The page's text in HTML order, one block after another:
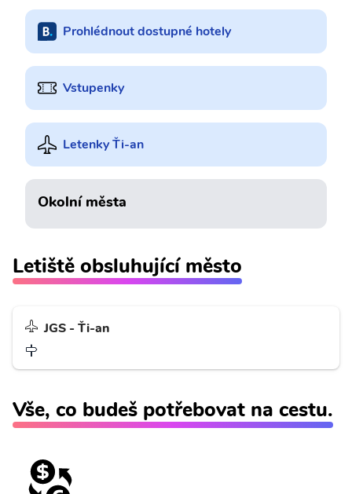
Prohlédnout dostupné hotely
Vstupenky
Letenky Ťi-an
Okolní města
Letiště obsluhující město
JGS - Ťi-an
Vše, co budeš potřebovat na cestu.